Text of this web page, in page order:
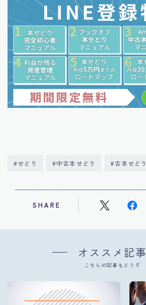
#せどり #中古本せどり #古本せどり
SHARE
オススメ記事
こちらの記事もどうぞ